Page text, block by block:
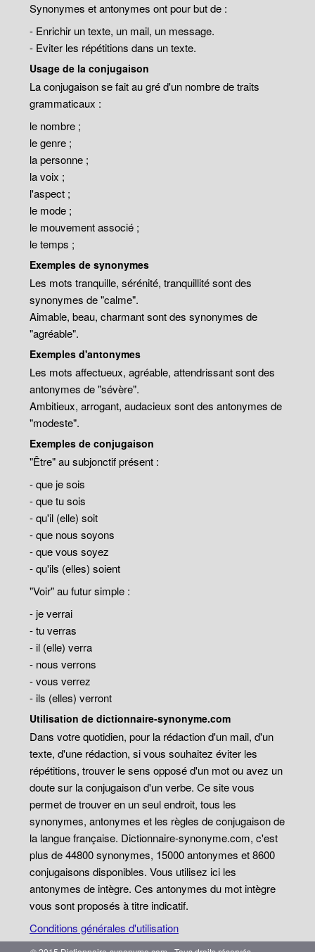
Synonymes et antonymes ont pour but de :
- Enrichir un texte, un mail, un message.
- Eviter les répétitions dans un texte.
Usage de la conjugaison
La conjugaison se fait au gré d'un nombre de traits
grammaticaux :
le nombre ;
le genre ;
la personne ;
la voix ;
l'aspect ;
le mode ;
le mouvement associé ;
le temps ;
Exemples de synonymes
Les mots tranquille, sérénité, tranquillité sont des
synonymes de "calme".
Aimable, beau, charmant sont des synonymes de
"agréable".
Exemples d'antonymes
Les mots affectueux, agréable, attendrissant sont des
antonymes de "sévère".
Ambitieux, arrogant, audacieux sont des antonymes de
"modeste".
Exemples de conjugaison
"Être" au subjonctif présent :
- que je sois
- que tu sois
- qu'il (elle) soit
- que nous soyons
- que vous soyez
- qu'ils (elles) soient
"Voir" au futur simple :
- je verrai
- tu verras
- il (elle) verra
- nous verrons
- vous verrez
- ils (elles) verront
Utilisation de dictionnaire-synonyme.com
Dans votre quotidien, pour la rédaction d'un mail, d'un
texte, d'une rédaction, si vous souhaitez éviter les
répétitions, trouver le sens opposé d'un mot ou avez un
doute sur la conjugaison d'un verbe. Ce site vous
permet de trouver en un seul endroit, tous les
synonymes, antonymes et les règles de conjugaison de
la langue française. Dictionnaire-synonyme.com, c'est
plus de 44800 synonymes, 15000 antonymes et 8600
conjugaisons disponibles. Vous utilisez ici les
antonymes de intègre. Ces antonymes du mot intègre
vous sont proposés à titre indicatif.
Conditions générales d'utilisation